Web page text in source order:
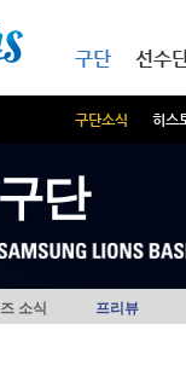
구단
구단소식 히스
선수
구단
소식 프리뷰